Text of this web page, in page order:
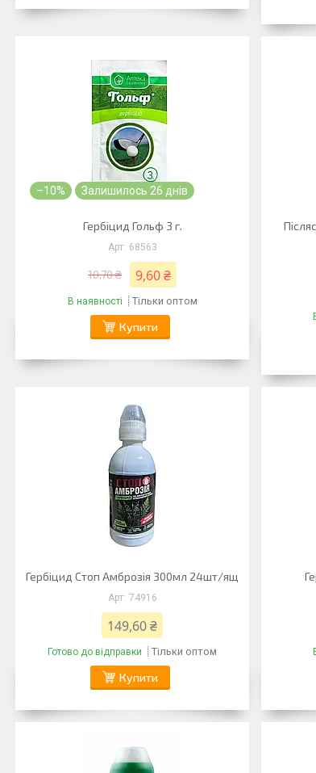
–10% Залишилось 26 днів
Гербіцид Гольф 3 г.
68563
10,70 ₴ 9,60 ₴
В наявності Тільки оптом
Купити
Гербіцид Стоп Амброзія 300мл 24шт/ящ
74916
149,60 ₴
Готово до відправки Тільки оптом
Купити